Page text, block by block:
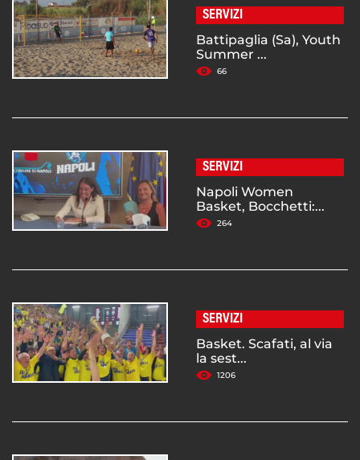
SERVIZI
Battipaglia (Sa), Youth
Summer ...
66
SERVIZI
Napoli Women
Basket, Bocchetti:...
264
SERVIZI
Basket. Scafati, al via
la sest...
1206